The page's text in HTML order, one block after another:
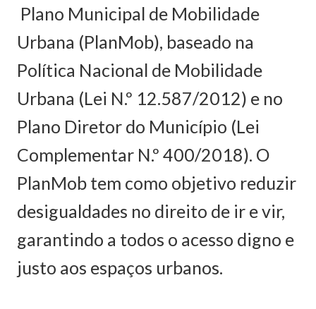
Plano Municipal de Mobilidade
Urbana (PlanMob), baseado na
Política Nacional de Mobilidade
Urbana (Lei N.º 12.587/2012) e no
Plano Diretor do Município (Lei
Complementar N.º 400/2018). O
PlanMob tem como objetivo reduzir
desigualdades no direito de ir e vir,
garantindo a todos o acesso digno e
justo aos espaços urbanos.